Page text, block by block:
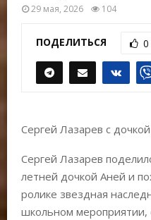
Н
Ю
29 мая, 2026 104
ПОДЕЛИТЬСЯ 0
Сергей Лазарев с
Сергей Лазарев
летней дочкой Аней и
ролике звездная
школьном мероприятии,